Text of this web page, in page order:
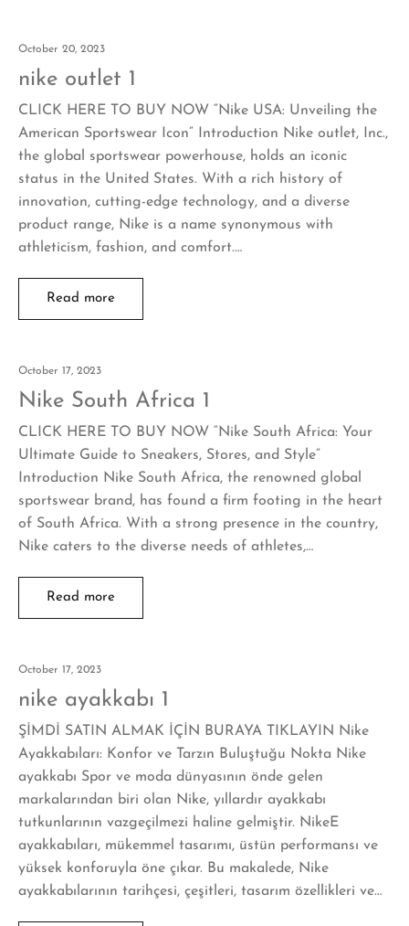
October 20, 2023
nike outlet 1
CLICK HERE TO BUY NOW “Nike USA: Unveiling the
American Sportswear Icon” Introduction Nike outlet, Inc.,
the global sportswear powerhouse, holds an iconic
status in the United States. With a rich history of
innovation, cutting-edge technology, and a diverse
product range, Nike is a name synonymous with
athleticism, fashion, and comfort.…
Read more
October 17, 2023
Nike South Africa 1
CLICK HERE TO BUY NOW “Nike South Africa: Your
Ultimate Guide to Sneakers, Stores, and Style”
Introduction Nike South Africa, the renowned global
sportswear brand, has found a firm footing in the heart
of South Africa. With a strong presence in the country,
Nike caters to the diverse needs of athletes,…
Read more
October 17, 2023
nike ayakkabı 1
ŞİMDİ SATIN ALMAK İÇİN BURAYA TIKLAYIN Nike
Ayakkabıları: Konfor ve Tarzın Buluştuğu Nokta Nike
ayakkabı Spor ve moda dünyasının önde gelen
markalarından biri olan Nike, yıllardır ayakkabı
tutkunlarının vazgeçilmezi haline gelmiştir. NikeE
ayakkabıları, mükemmel tasarımı, üstün performansı ve
yüksek konforuyla öne çıkar. Bu makalede, Nike
ayakkabılarının tarihçesi, çeşitleri, tasarım özellikleri ve…